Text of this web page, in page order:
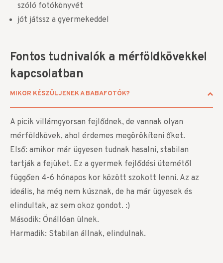
szóló fotókönyvét
jót játssz a gyermekeddel
Fontos tudnivalók a mérföldkövekkel
kapcsolatban
MIKOR KÉSZÜLJENEK A BABAFOTÓK?
A picik villámgyorsan fejlődnek, de vannak olyan
mérföldkövek, ahol érdemes megörökíteni őket.
Első: amikor már ügyesen tudnak hasalni, stabilan
tartják a fejüket. Ez a gyermek fejlődési ütemétől
függően 4-6 hónapos kor között szokott lenni. Az az
ideális, ha még nem kúsznak, de ha már ügyesek és
elindultak, az sem okoz gondot. :)
Második: Önállóan ülnek.
Harmadik: Stabilan állnak, elindulnak.